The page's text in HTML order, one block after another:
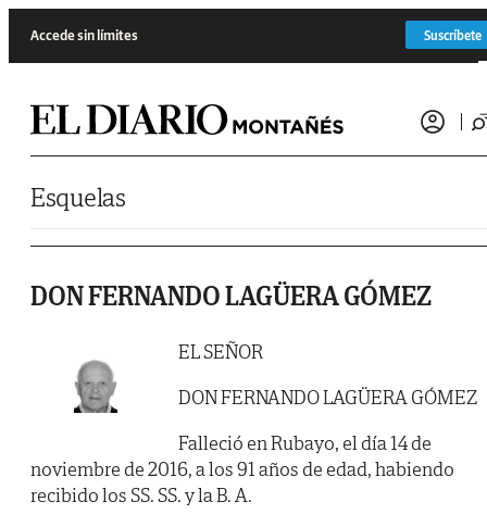
Accede sin límites Suscríbete
Esquelas
DON FERNANDO LAGÜERA GÓMEZ
EL SEÑOR
DON FERNANDO LAGÜERA GÓMEZ
Falleció en Rubayo, el día 14 de
noviembre de 2016, a los 91 años de edad, habiendo
recibido los SS. SS. y la B. A.